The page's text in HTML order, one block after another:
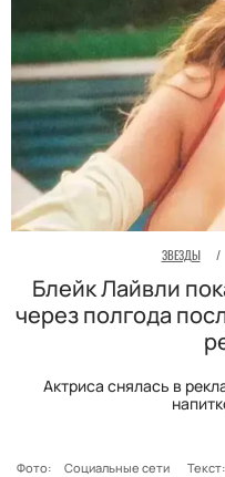
ЗВЕЗДЫ /
Блейк Лайвли
через полгода
Актриса снялась в
Фото: Социальные сети Текст: